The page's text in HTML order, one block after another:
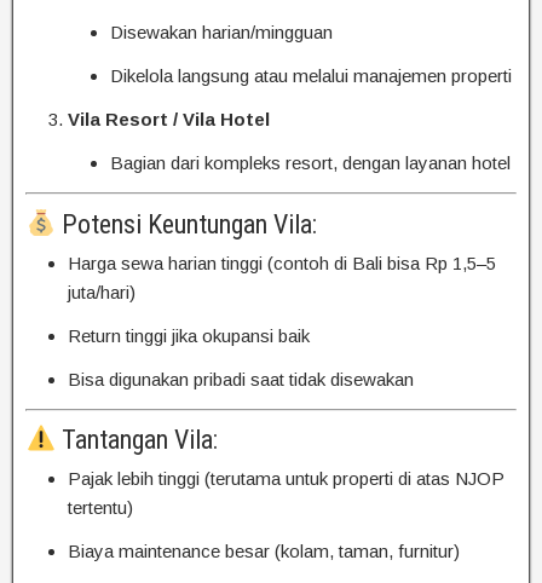
Disewakan harian/mingguan
Dikelola langsung atau melalui manajemen properti
Vila Resort / Vila Hotel
Bagian dari kompleks resort, dengan layanan hotel
Potensi Keuntungan Vila:
Harga sewa harian tinggi (contoh di Bali bisa Rp 1,5–5
juta/hari)
Return tinggi jika okupansi baik
Bisa digunakan pribadi saat tidak disewakan
Tantangan Vila:
Pajak lebih tinggi (terutama untuk properti di atas NJOP
tertentu)
Biaya maintenance besar (kolam, taman, furnitur)